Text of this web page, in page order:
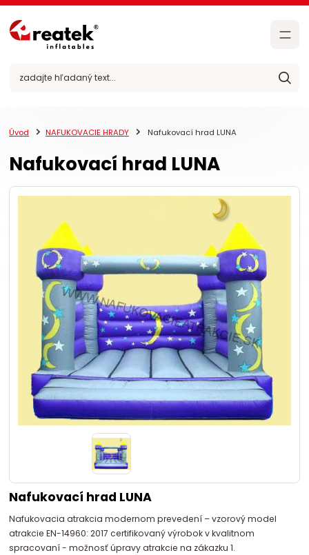
Úvod NAFUKOVACIE HRADY Nafukovací hrad LUNA
Nafukovací hrad LUNA
Nafukovací hrad LUNA
Nafukovacia atrakcia modernom prevedení – vzorový model
atrakcie EN-14960: 2017 certifikovaný výrobok v kvalitnom
spracovaní - možnosť úpravy atrakcie na zákazku 1.